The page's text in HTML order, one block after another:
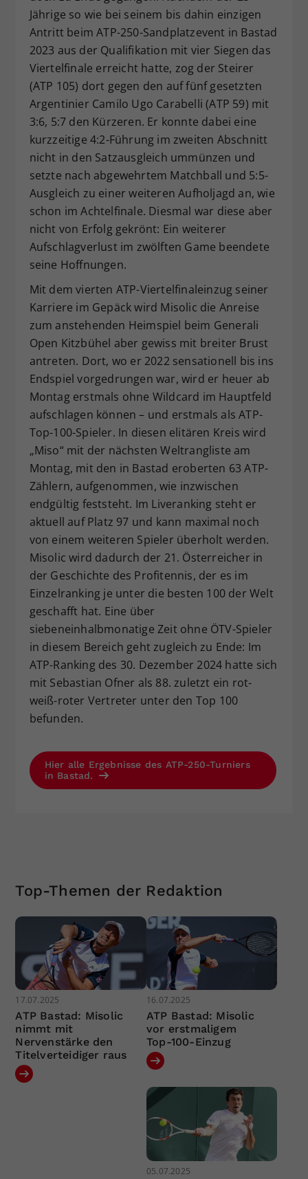
Jährige so wie bei seinem bis dahin einzigen
Antritt beim ATP-250-Sandplatzevent in Bastad
2023 aus der Qualifikation mit vier Siegen das
Viertelfinale erreicht hatte, zog der Steirer
(ATP 105) dort gegen den auf fünf gesetzten
Argentinier Camilo Ugo Carabelli (ATP 59) mit
3:6, 5:7 den Kürzeren. Er konnte dabei eine
kurzzeitige 4:2-Führung im zweiten Abschnitt
nicht in den Satzausgleich ummünzen und
setzte nach abgewehrtem Matchball und 5:5-
Ausgleich zu einer weiteren Aufholjagd an, wie
schon im Achtelfinale. Diesmal war diese aber
nicht von Erfolg gekrönt: Ein weiterer
Aufschlagverlust im zwölften Game beendete
seine Hoffnungen.
Mit dem vierten ATP-Viertelfinaleinzug seiner
Karriere im Gepäck wird Misolic die Anreise
zum anstehenden Heimspiel beim Generali
Open Kitzbühel aber gewiss mit breiter Brust
antreten. Dort, wo er 2022 sensationell bis ins
Endspiel vorgedrungen war, wird er heuer ab
Montag erstmals ohne Wildcard im Hauptfeld
aufschlagen können – und erstmals als ATP-
Top-100-Spieler. In diesen elitären Kreis wird
„Miso“ mit der nächsten Weltrangliste am
Montag, mit den in Bastad eroberten 63 ATP-
Zählern, aufgenommen, wie inzwischen
endgültig feststeht. Im Liveranking steht er
aktuell auf Platz 97 und kann maximal noch
von einem weiteren Spieler überholt werden.
Misolic wird dadurch der 21. Österreicher in
der Geschichte des Profitennis, der es im
Einzelranking je unter die besten 100 der Welt
geschafft hat. Eine über
siebeneinhalbmonatige Zeit ohne ÖTV-Spieler
in diesem Bereich geht zugleich zu Ende: Im
ATP-Ranking des 30. Dezember 2024 hatte sich
mit Sebastian Ofner als 88. zuletzt ein rot-
weiß-roter Vertreter unter den Top 100
befunden.
Hier alle Ergebnisse des ATP-250-Turniers
in Bastad.
Top-Themen der Redaktion
17.07.2025
ATP Bastad: Misolic
nimmt mit
Nervenstärke den
Titelverteidiger raus
16.07.2025
ATP Bastad: Misolic
vor erstmaligem
Top-100-Einzug
05.07.2025
Zweck
Dieser Wert speichert Ihre Consent-
Einstellungen. Unter anderem eine
zufällig generierte ID, für die
historische Speicherung Ihrer
vorgenommen Einstellungen, falls der
Webseiten-Betreiber dies eingestellt
hat.